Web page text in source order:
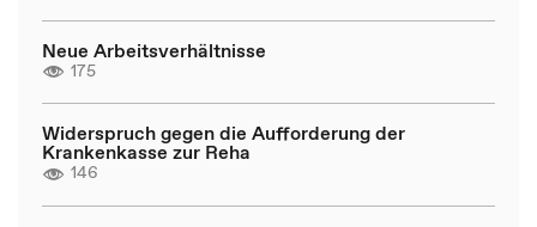
Neue Arbeitsverhältnisse
175
Widerspruch gegen die Aufforderung der
Krankenkasse zur Reha
146